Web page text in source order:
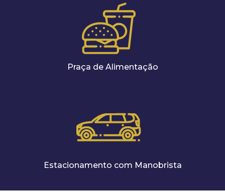
Praça de Alimentação
Estacionamento com Manobrista